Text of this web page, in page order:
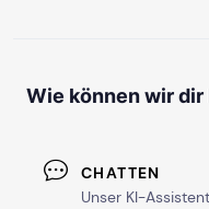
Wie können wir
CHATTEN
Unser KI-